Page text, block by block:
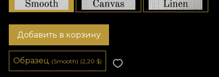
Добавить в корзину
Образец (Smooth) (2,20 $)